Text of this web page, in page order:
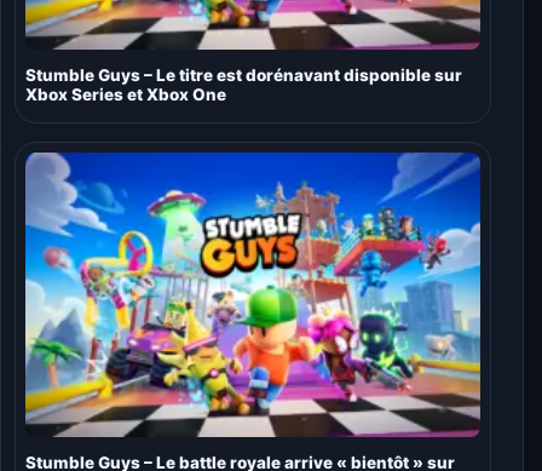
Stumble Guys – Le titre est dorénavant disponible sur
Xbox Series et Xbox One
Stumble Guys – Le battle royale arrive « bientôt » sur